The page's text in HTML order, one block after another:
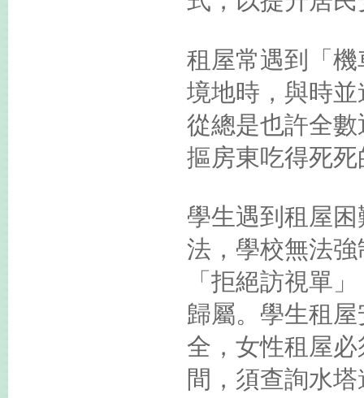
租屋常遇到「
境地時，與時
從總是也許全
摳房東吃得死死
學生遇到租屋
法，學校無法
「拒絕訪視單
歸屬。學生租
全，女性租屋
間，須查詢水